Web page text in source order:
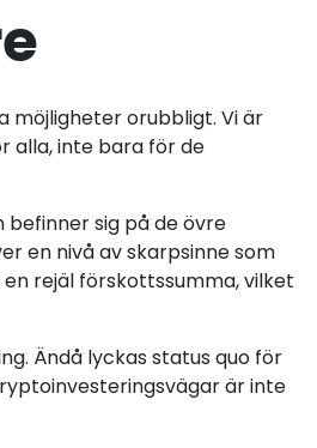
orubbligt. Vi är
alla, inte bara för de
sig på de övre
en nivå av skarpsinne som
rejäl förskottssumma, vilket
Ändå lyckas status quo för
är inte